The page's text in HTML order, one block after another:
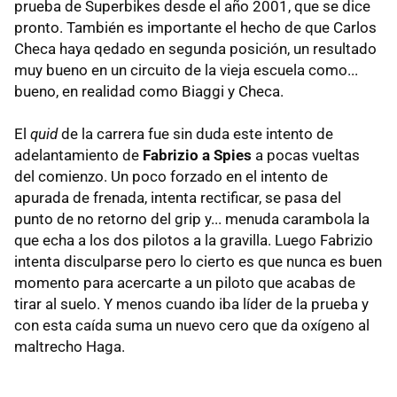
prueba de Superbikes desde el año 2001, que se dice
pronto. También es importante el hecho de que Carlos
Checa haya qedado en segunda posición, un resultado
muy bueno en un circuito de la vieja escuela como...
bueno, en realidad como Biaggi y Checa.
El quidde la carrera fue sin duda este intento de
adelantamiento de Fabrizio a Spies a pocas vueltas
del comienzo. Un poco forzado en el intento de
apurada de frenada, intenta rectificar, se pasa del
punto de no retorno del grip y... menuda carambola la
que echa a los dos pilotos a la gravilla. Luego Fabrizio
intenta disculparse pero lo cierto es que nunca es buen
momento para acercarte a un piloto que acabas de
tirar al suelo. Y menos cuando iba líder de la prueba y
con esta caída suma un nuevo cero que da oxígeno al
maltrecho Haga.